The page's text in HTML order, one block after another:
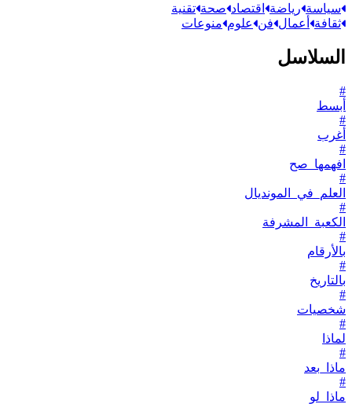
سياسة رياضة اقتصاد صحة تقنية
ثقافة أعمال فن علوم منوعات
السلاسل
#
أبسط
#
أغرب
#
افهمها_صح
#
العلم_في_المونديال
#
الكعبة_المشرفة
#
بالأرقام
#
بالتاريخ
#
شخصيات
#
لماذا
#
ماذا_بعد
#
ماذا_لو